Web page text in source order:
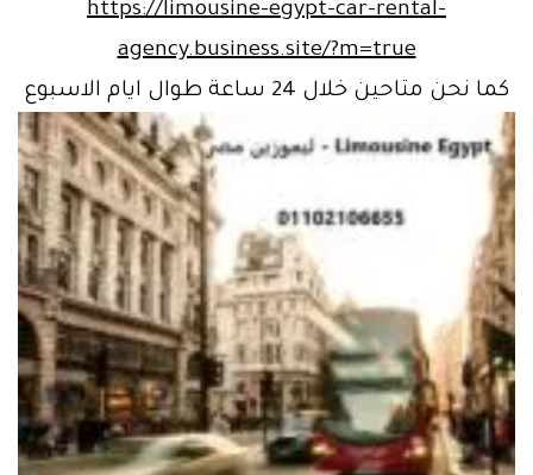
https://limousine-egypt-car-rental-
agency.business.site/?m=true
كما نحن متاحين خلال 24 ساعة طوال ايام الاسبوع